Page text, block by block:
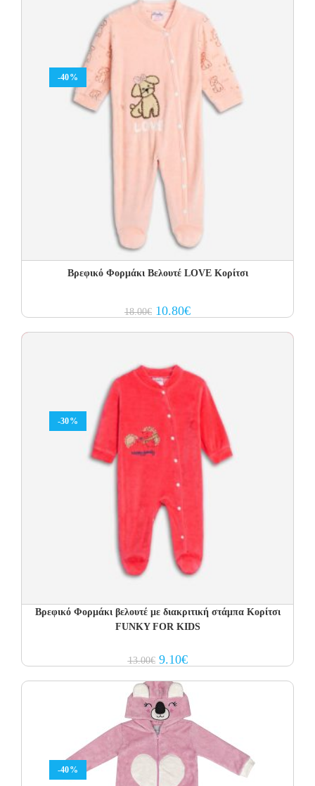
-40%
Βρεφικό Φορμάκι Βελουτέ LOVE Κορίτσι
18.00€ Original
price
10.80€Current
price
-30%
Βρεφικό Φορμάκι βελουτέ με διακριτική στάμπα Κορίτσι
FUNKY FOR KIDS
13.00€ Original
price
13.00€.
9.10€Current
price
-40%